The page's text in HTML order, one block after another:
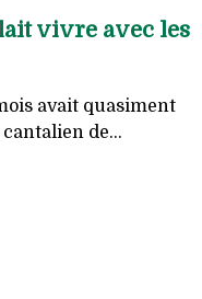
vivre avec les
avait quasiment
de...